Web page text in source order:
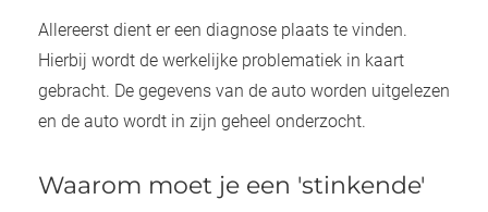
Allereerst dient er een diagnose plaats te vinden.
Hierbij wordt de werkelijke problematiek in kaart
gebracht. De gegevens van de auto worden uitgelezen
en de auto wordt in zijn geheel onderzocht.
Waarom moet je een 'stinkende'